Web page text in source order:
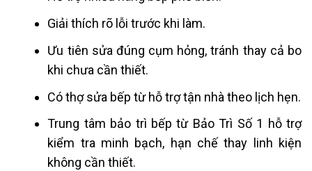
Giải thích rõ lỗi trước khi làm.
Ưu tiên sửa đúng cụm hỏng, tránh thay cả bo
khi chưa cần thiết.
Có thợ sửa bếp từ hỗ trợ tận nhà theo lịch hẹn.
Trung tâm bảo trì bếp từ Bảo Trì Số 1 hỗ trợ
kiểm tra minh bạch, hạn chế thay linh kiện
không cần thiết.